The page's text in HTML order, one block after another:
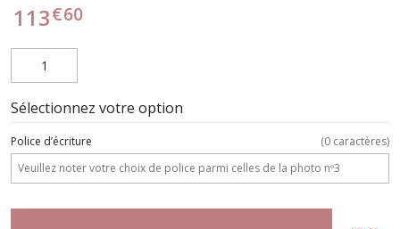
113€60
Sélectionnez votre option
Police d’écriture (0 caractères)